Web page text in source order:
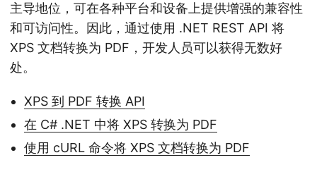
主导地位，可在各种平台和设备上提供增强的兼容性
和可访问性。因此，通过使用 .NET REST API 将
XPS 文档转换为 PDF，开发人员可以获得无数好
处。
XPS 到 PDF 转换 API
在 C# .NET 中将 XPS 转换为 PDF
使用 cURL 命令将 XPS 文档转换为 PDF